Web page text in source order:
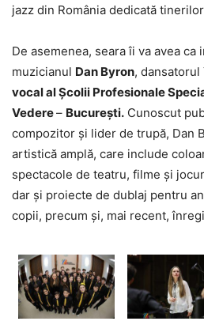
jazz din România dedicată
De asemenea, seara îi va avea ca
muzicianul Dan Byron, dansatorul
vocal al Școlii Profesionale
Vedere– București. Cunoscut
compozitor și lider de trupă, Dan
artistică amplă, care include
spectacole de teatru, filme și
dar și proiecte de dublaj pentru
copii, precum și, mai recent,